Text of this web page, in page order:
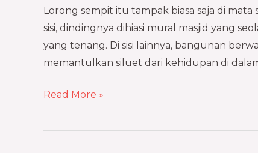
Lorong sempit itu tampak biasa saja di
sisi, dindingnya dihiasi mural masjid yang
yang tenang. Di sisi lainnya, bangunan
memantulkan siluet dari kehidupan di
di
Balik
Jeruji
Read More »